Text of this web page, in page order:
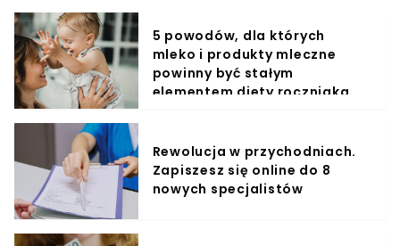
5 powodów, dla których
mleko i produkty mleczne
powinny być stałym
elementem diety roczniaka
Rewolucja w przychodniach.
Zapiszesz się online do 8
nowych specjalistów